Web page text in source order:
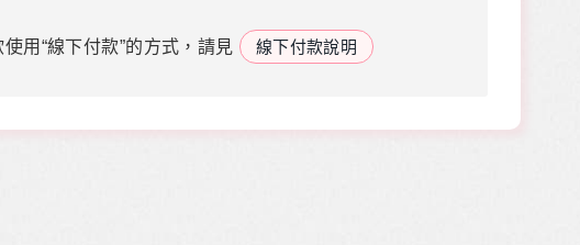
用“線下付款”的方式，請見 線下付款說明